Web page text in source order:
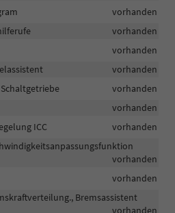
vorhanden
vorhanden
vorhanden
vorhanden
vorhanden
vorhanden
ICC
vorhanden
vorhanden
vorhanden
Bremsassistent
vorhanden